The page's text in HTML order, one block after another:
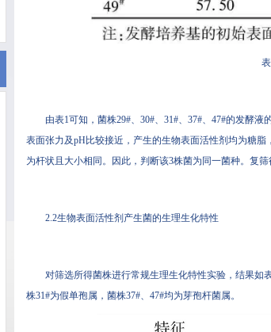
由表1可知，菌株29#、30#、31#、37#、47#的
表面张力及pH比较接近，产生的生物表面活性剂均为糖脂
为杆状且大小相同。因此，判断该3株菌为同一菌种。复筛
2.2生物表面活性剂产生菌的生理生化特性
对筛选所得菌株进行常规生理生化特性实验，结果如表
株31#为假单孢属，菌株37#、47#均为芽孢杆菌属。